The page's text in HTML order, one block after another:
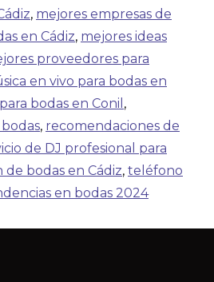
, mejores empresas de
en Cádiz, mejores ideas
proveedores para
en vivo para bodas en
bodas en Conil ,
, recomendaciones de
de DJ profesional para
de bodas en Cádiz, teléfono
en bodas 2024